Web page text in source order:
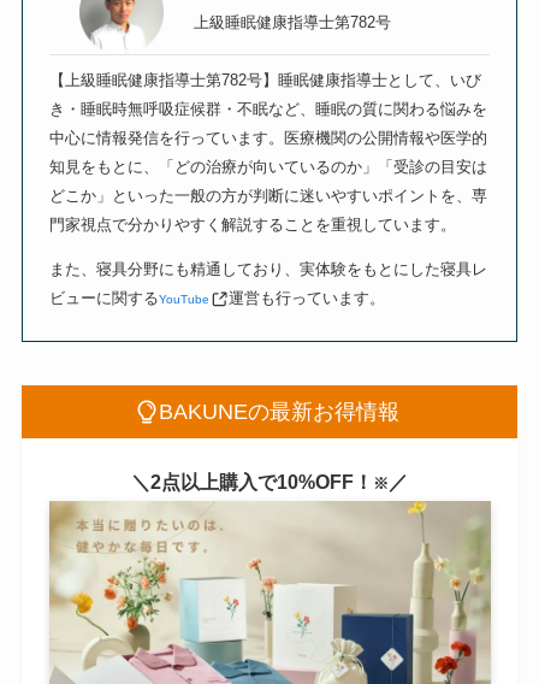
上級睡眠健康指導士第782号
【上級睡眠健康指導士第782号】睡眠健康指導士として、いび
き・睡眠時無呼吸症候群・不眠など、睡眠の質に関わる悩みを
中心に情報発信を行っています。医療機関の公開情報や医学的
知見をもとに、「どの治療が向いているのか」「受診の目安は
どこか」といった一般の方が判断に迷いやすいポイントを、専
門家視点で分かりやすく解説することを重視しています。
また、寝具分野にも精通しており、実体験をもとにした寝具レ
ビューに関するYouTube 運営も行っています。
BAKUNEの最新お得情報
＼2点以上購入で10%OFF！ ※ ／